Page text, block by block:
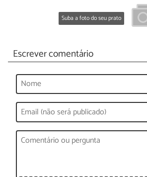
Suba a foto do seu prato
Escrever comentário